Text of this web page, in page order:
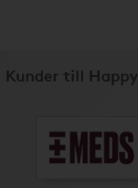
Kunder till